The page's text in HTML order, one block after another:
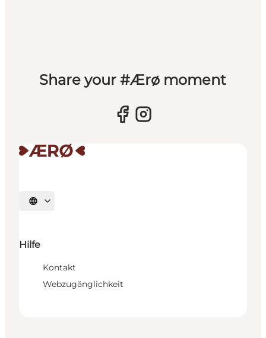
Share your #Ærø moment
Sprache auswählen
Hilfe
Kontakt
Webzugänglichkeit